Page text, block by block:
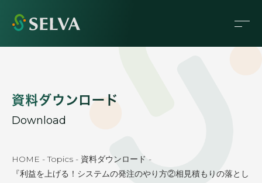
資料ダウンロード
Download
HOME -Topics - 資料ダウンロード -
『利益を上げる！システムの発注のやり方②相見積もりの落とし